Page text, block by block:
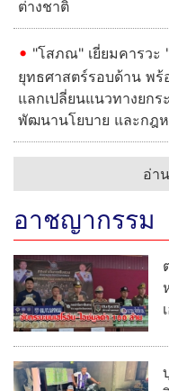
ต่างชาติ
"โสภณ" เยี่ยมคารวะ
ยุทธศาสตร์รอบด้าน พร้
แลกเปลี่ยนแนวทางยก
พัฒนานโยบาย และกฎ
อ่า
อาชญากรรม